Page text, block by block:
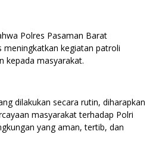
Polres Pasaman Barat
kegiatan patroli
kepada masyarakat.
dilakukan secara rutin, diharapkan
masyarakat terhadap Polri
yang aman, tertib, dan